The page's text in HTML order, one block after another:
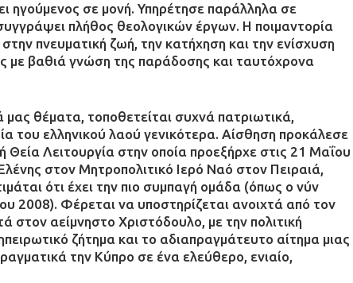
ηγούμενος σε μονή. Υπηρέτησε παράλληλα σε
πλήθος θεολογικών έργων. Η ποιμαντορία
πνευματική ζωή, την κατήχηση και την ενίσχυση
με βαθιά γνώση της παράδοσης και ταυτόχρονα
μας θέματα, τοποθετείται συχνά πατριωτικά,
του ελληνικού λαού γενικότερα. Αίσθηση προκάλεσε
Θεία Λειτουργία στην οποία προεξήρχε στις 21 Μαΐου
στον Μητροπολιτικό Ιερό Ναό στον Πειραιά,
ότι έχει την πιο συμπαγή ομάδα (όπως ο νύν
2008). Φέρεται να υποστηρίζεται ανοιχτά από τον
αείμνηστο Χριστόδουλο, με την πολιτική
ζήτημα και το αδιαπραγμάτευτο αίτημα μιας
την Κύπρο σε ένα ελεύθερο, ενιαίο,